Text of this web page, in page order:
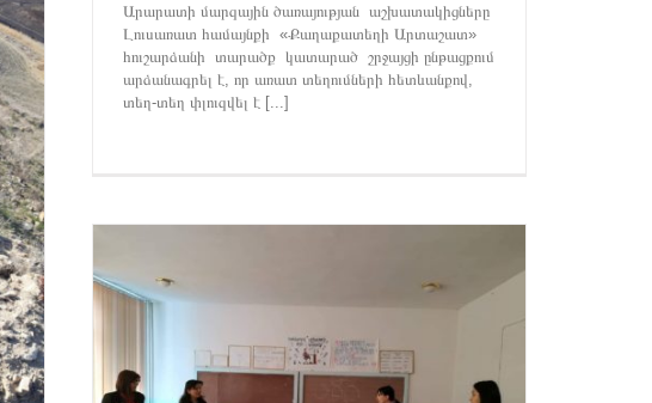
Արարատի մարզային ծառայության աշխատակիցները
Լուսառատ համայնքի «Քաղաքատեղի Արտաշատ»
հուշարձանի տարածք կատարած շրջայցի ընթացքում
արձանագրել է, որ առատ տեղումների հետևանքով,
տեղ-տեղ փլուզվել է [...]